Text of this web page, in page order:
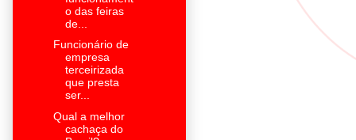
o das feiras
de...
Funcionário de
empresa
terceirizada
que presta
ser...
Qual a melhor
cachaça do